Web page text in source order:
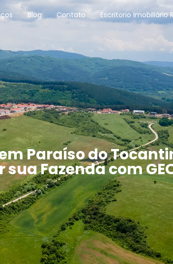
Blog Contato Escritorio Imobiliário
Paraíso do
Fazenda com